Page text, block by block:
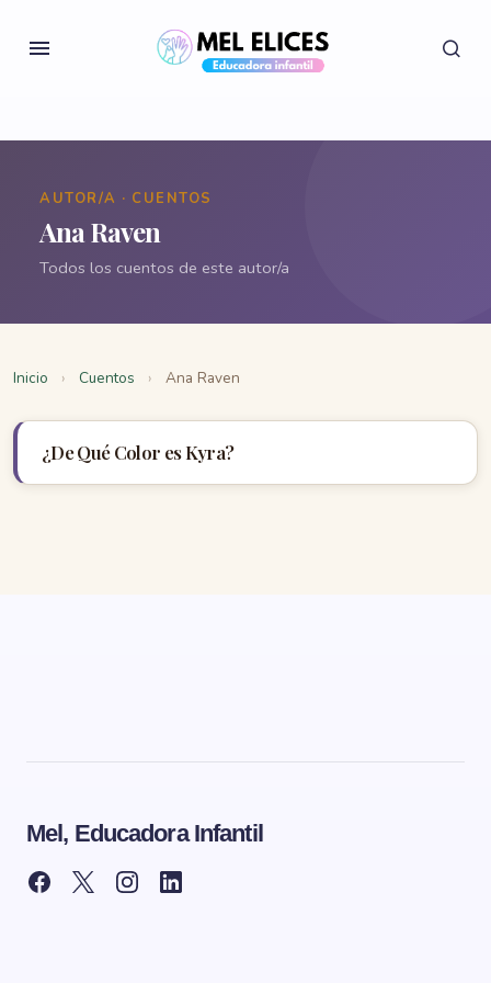
AUTOR/A · CUENTOS
Ana Raven
Todos los cuentos de este autor/a
Inicio › Cuentos › Ana Raven
¿De Qué Color es Kyra?
Mel, Educadora Infantil